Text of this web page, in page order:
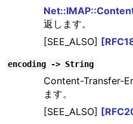
返します。
[SEE_ALSO]
encoding -> String
Content-Transfer-
ます。
[SEE_ALSO]